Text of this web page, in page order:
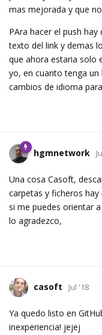
mas mejorada y que
PAra hacer el push
texto del link y demas
que ahora estaria solo
yo, en cuanto tenga
cambios de idioma
hgmnetwork
Una cosa Casoft,
carpetas y ficheros
si me puedes orientar
lo agradezco,
casoft Jul '18
Ya quedo listo en
inexperiencia! jejej